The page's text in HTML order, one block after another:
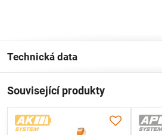
Technická data
Související produkty